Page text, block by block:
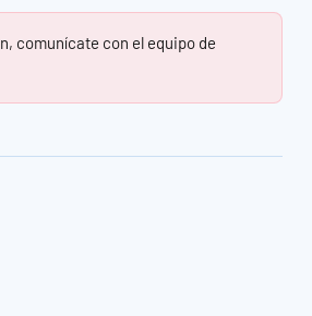
comunícate con el equipo de